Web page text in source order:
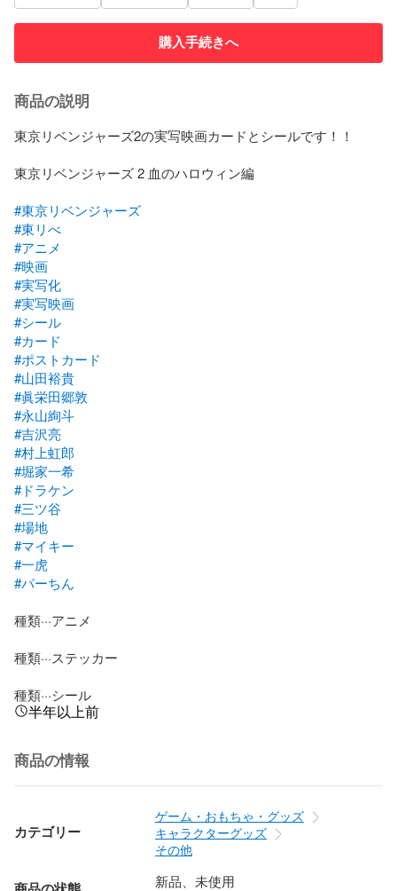
購入手続きへ
商品の説明
東京リベンジャーズ2の実写映画カードとシールです！！
東京リベンジャーズ 2 血のハロウィン編
#東京リベンジャーズ
#東リべ
#アニメ
#映画
#実写化
#実写映画
#シール
#カード
#ポストカード
#山田裕貴
#眞栄田郷敦
#永山絢斗
#吉沢亮
#村上虹郎
#堀家一希
#ドラケン
#三ツ谷
#場地
#マイキー
#一虎
#パーちん
種類···アニメ
種類···ステッカー
種類···シール
半年以上前
商品の情報
カテゴリー
ゲーム・おもちゃ・グッズ
キャラクターグッズ
その他
新品、未使用